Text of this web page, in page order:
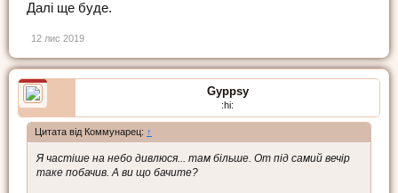
Далі ще буде.
12 лис 2019
Gyppsy
:hi:
Цитата від Коммунарец: ↑
Я частіше на небо дивлюся... там більше. От під самий вечір
таке побачив. А ви що бачите?